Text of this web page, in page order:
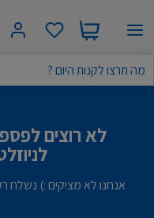
לא רוצים
אנחנו לא מציקים :) נשלח